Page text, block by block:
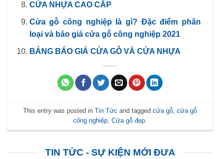
CỬA NHỰA CAO CẤP
Cửa gỗ công nghiệp là gì? Đặc điểm phân
loại và báo giá cửa gỗ công nghiệp 2021
BẢNG BÁO GIÁ CỬA GỖ VÀ CỬA NHỰA
This entry was posted in Tin Tức and tagged cửa gỗ cửa gỗ
công nghiệp Cửa gỗ đẹp
TIN TỨC - SỰ KIỆN MỚI ĐƯA